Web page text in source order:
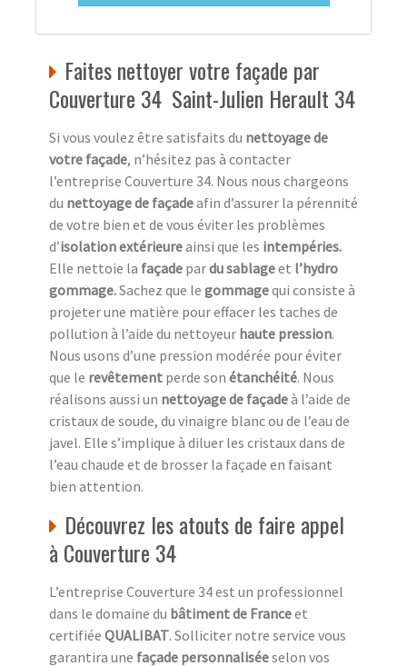
Faites nettoyer votre façade par
Couverture 34 Saint-Julien Herault 34
Si vous voulez être satisfaits du nettoyage de
votre façade, n’hésitez pas à contacter
l’entreprise Couverture 34. Nous nous chargeons
du nettoyage de façadeafin d’assurer la pérennité
de votre bien et de vous éviter les problèmes
d’isolation extérieureainsi que les intempéries.
Elle nettoie la façade pardu sablageet l’hydro
gommage.Sachez que le gommagequi consiste à
projeter une matière pour effacer les taches de
pollution à l’aide du nettoyeur haute pression.
Nous usons d’une pression modérée pour éviter
que le revêtement perde son étanchéité. Nous
réalisons aussi un nettoyage de façadeà l’aide de
cristaux de soude, du vinaigre blanc ou de l’eau de
javel. Elle s’implique à diluer les cristaux dans de
l’eau chaude et de brosser la façade en faisant
bien attention.
Découvrez les atouts de faire appel
à Couverture 34
L’entreprise Couverture 34 est un professionnel
dans le domaine du bâtiment de Franceet
certifiée QUALIBAT. Solliciter notre service vous
garantira une façade personnaliséeselon vos